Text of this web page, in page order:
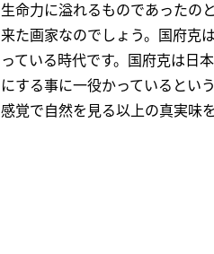
生命力に溢れるものであったの
来た画家なのでしょう。国府克
っている時代です。国府克は日
にする事に一役かっているとい
感覚で自然を見る以上の真実味